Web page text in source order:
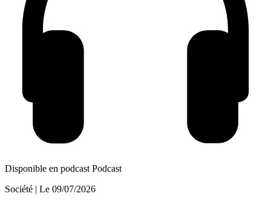
Disponible en podcast Podcast
Société | Le 09/07/2026